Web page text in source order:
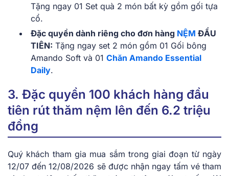
Tặng ngay 01 Set quà 2 món bất kỳ gồm gối tựa
cổ.
Đặc quyền dành riêng cho đơn hàng NỆM ĐẦU
TIÊN: Tặng ngay set 2 món gồm 01 Gối bông
Amando Soft và 01 Chăn Amando Essential
Daily.
3. Đặc quyền 100 khách hàng đầu
tiên rút thăm nệm lên đến 6.2 triệu
đồng
Quý khách tham gia mua sắm trong giai đoạn từ ngày
12/07 đến 12/08/2026 sẽ được nhận ngay tấm vé tham